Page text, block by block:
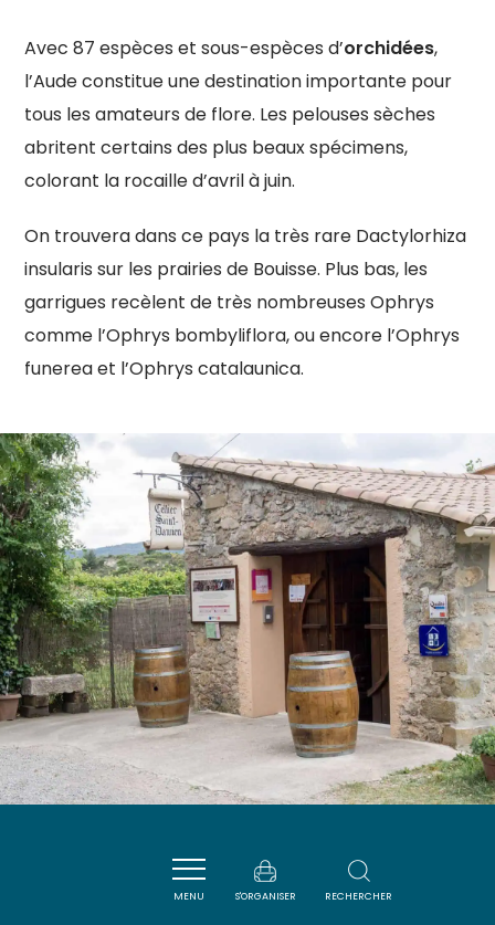
MENU S'ORGANISER RECHERCHER
Avec 87 espèces et sous-espèces d’orchidées,
l’Aude constitue une destination importante pour
tous les amateurs de flore. Les pelouses sèches
abritent certains des plus beaux spécimens,
colorant la rocaille d’avril à juin.
On trouvera dans ce pays la très rare Dactylorhiza
insularis sur les prairies de Bouisse. Plus bas, les
garrigues recèlent de très nombreuses Ophrys
comme l’Ophrys bombyliflora, ou encore l’Ophrys
funerea et l’Ophrys catalaunica.
DOMAINE SERRES MAZARD